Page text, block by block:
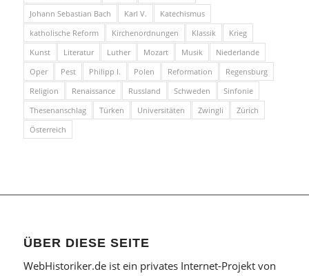
Johann Sebastian Bach
Karl V.
Katechismus
katholische Reform
Kirchenordnungen Klassik
Krieg
Kunst
Literatur Luther Mozart Musik
Niederlande
Oper
Pest Philipp I. Polen Reformation
Regensburg
Religion
Renaissance Russland Schweden
Sinfonie
Thesenanschlag
Türken Universitäten Zwingli
Zürich
Österreich
ÜBER DIESE SEITE
WebHistoriker.de ist ein privates Internet-Projekt von